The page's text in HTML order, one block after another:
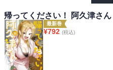
帰ってください！ 阿久津さ
最新巻
¥792 (税込)